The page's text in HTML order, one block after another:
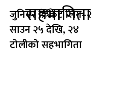
जुनियर क्रिकेट लिग–२
साउन २५ देखि, २४
टोलीको सहभागिता